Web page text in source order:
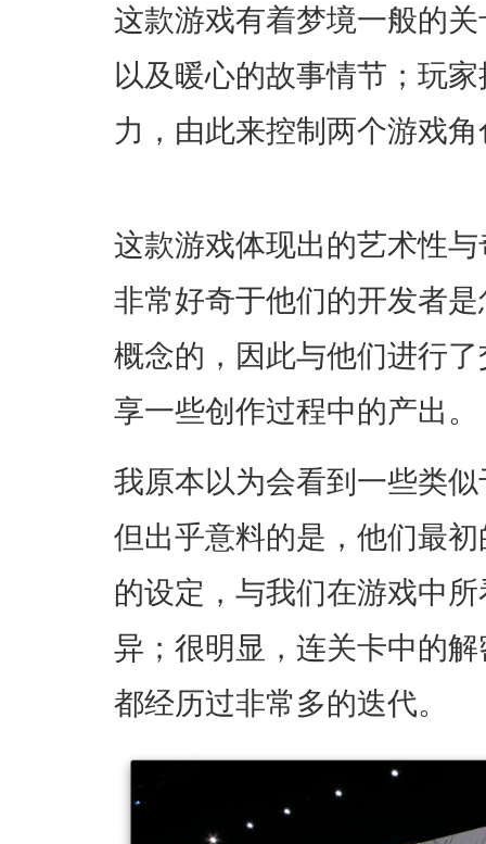
这款游戏有着梦境一般的
以及暖心的故事情节；玩
力，由此来控制两个游戏
这款游戏体现出的艺术性
非常好奇于他们的开发者
概念的，因此与他们进行
享一些创作过程中的产出。
我原本以为会看到一些类
但出乎意料的是，他们最
的设定，与我们在游戏中
异；很明显，连关卡中的
都经历过非常多的迭代。